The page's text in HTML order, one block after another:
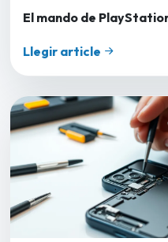
El mando de
Llegir article